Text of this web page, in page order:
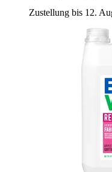
Zustellung bis 12.